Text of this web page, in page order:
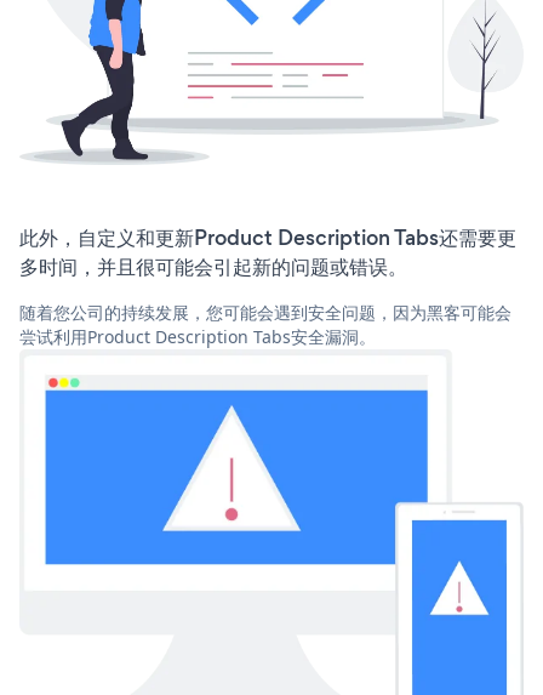
此外，自定义和更新Product Description Tabs还需要更
多时间，并且很可能会引起新的问题或错误。
随着您公司的持续发展，您可能会遇到安全问题，因为黑客可能会
尝试利用Product Description Tabs安全漏洞。